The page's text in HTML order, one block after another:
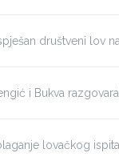
društveni lov
i Bukva
lovačkog